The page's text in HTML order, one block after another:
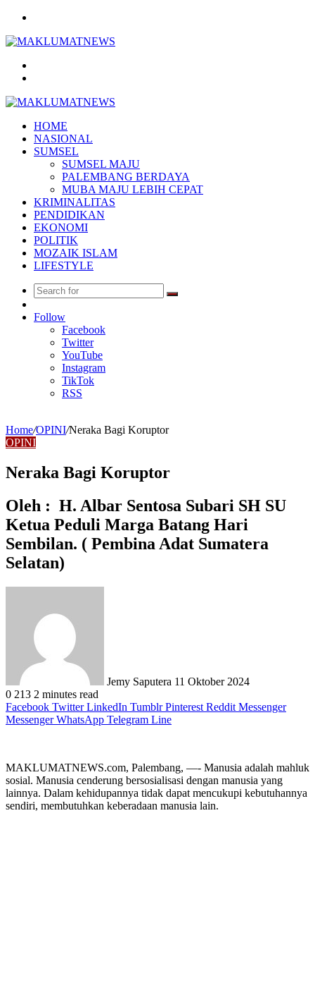
HOME
NASIONAL
SUMSEL
SUMSEL MAJU
PALEMBANG BERDAYA
MUBA MAJU LEBIH CEPAT
KRIMINALITAS
PENDIDIKAN
EKONOMI
POLITIK
MOZAIK ISLAM
LIFESTYLE
Search
Article
Follow
Facebook
Twitter
YouTube
Instagram
TikTok
RSS
Home/OPINI/Neraka Bagi Koruptor
OPINI
Neraka Bagi Koruptor
Oleh : H. Albar Sentosa Subari SH SU
Ketua Peduli Marga Batang Hari
Sembilan. ( Pembina Adat Sumatera
Selatan)
Jemy Saputera 11 Oktober 2024
0 213 2 minutes read
Facebook Twitter LinkedIn Tumblr Pinterest Reddit Messenger
Messenger WhatsApp Telegram Line
MAKLUMATNEWS.com, Palembang, —- Manusia adalah mahluk
sosial. Manusia cenderung bersosialisasi dengan manusia yang
lainnya. Dalam kehidupannya tidak dapat mencukupi kebutuhannya
sendiri, membutuhkan keberadaan manusia lain.